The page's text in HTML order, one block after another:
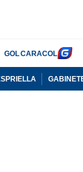
GOL CARACOL